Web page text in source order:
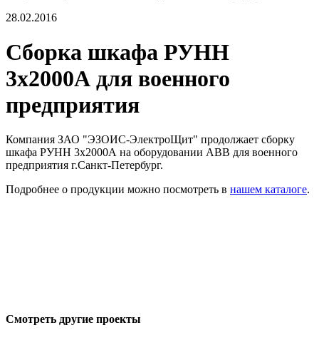
28.02.2016
Сборка шкафа РУНН
3х2000А для военного
предприятия
Компания ЗАО "ЭЗОИС-ЭлектроЩит" продолжает сборку
шкафа РУНН 3х2000А на оборудовании АВВ для военного
предприятия г.Санкт-Петербург.
Подробнее о продукции можно посмотреть в нашем каталоге.
Смотреть другие проекты